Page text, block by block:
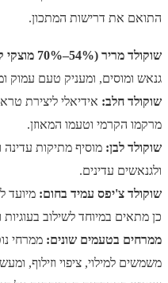
התואם את דרישות המתכון.
שוקולד מריר (54%–70% מוצקי קקאו):
גנאש ומוסים, ומעניק טעם עמוק
שוקולד חלב: אידיאלי ליצירת
מרקמו הקרמי וטעמו המאוזן.
שוקולד לבן: מוסיף מתיקות
ולגנאשים עדינים.
שוקולד צ'יפס עמיד בחום: מיועד
כן מתאים במיוחד לשילוב בעוגיות
ממרחים בטעמים שונים: ממרחי
משמשים למילוי, ציפוי וזילוף,